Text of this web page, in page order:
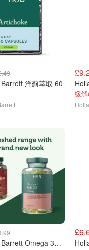
蓟萃取 60
缓
Holland & Barrett Omega 3鱼油 120粒 1200mg